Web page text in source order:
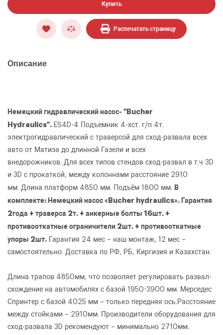
Купить
Распечатать страницу
Описание
Немецкий гидравлический насос- "Bucher
Hydraulics". ES4D-4 Подъемник 4-хст. г/п 4т.
электрогидравлический с траверсой для сход-развала всех
авто от Матиза до длинной Газели и всех
внедорожников. Для всех типов стендов сход-развал в т.ч 3D
и 3D с прокаткой, между колоннами расстояние 2910
мм. Длина платформ 4850 мм. Подъём 1800 мм. В
комплекте: Немецкий насос «Bucher hydraulics». Гарантия
2года + траверса 2т. + анкерные болты 16шт. +
противооткатные ограничители 2шт. + противооткатные
упоры 2шт. Гарантия 24 мес – наш монтаж, 12 мес –
самостоятельно. Доставка по РФ, РБ, Киргизия и Казахстан.
Длина трапов 4850мм, что позволяет регулировать развал-
схождение на автомобилях с базой 1950-3900 мм. Мерседес
Спринтер с базой 4025 мм – только передняя ось.Расстояние
между стойками – 2910мм. Производители оборудования для
сход-развала 3D рекомендуют – минимально 2710мм.